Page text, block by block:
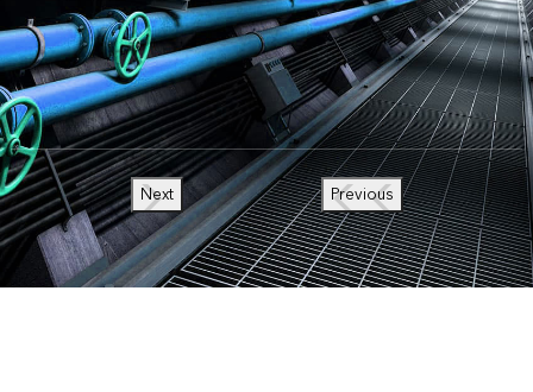
Previous
Next